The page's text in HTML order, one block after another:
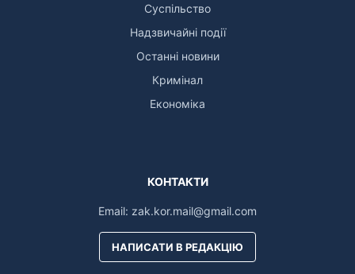
Суспільство
Надзвичайні події
Останні новини
Кримінал
Економіка
КОНТАКТИ
Email: zak.kor.mail@gmail.com
НАПИСАТИ В РЕДАКЦІЮ